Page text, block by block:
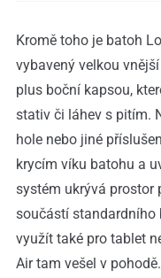
Kromě toho je batoh
vybavený velkou
plus boční kapsou,
stativ či láhev s pitím.
hole nebo jiné
krycím víku batohu a
systém ukrývá prostor
součástí standardního
využít také pro tablet
Air tam vešel v